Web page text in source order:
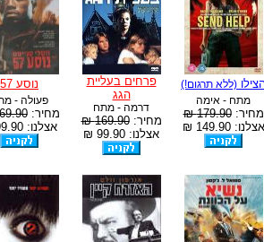
(ללא תרגום!)
מתח - אימה
מחיר:179.90 ₪
אצלנו: 149.90 ₪
פרחים בעליית
הגג
דרמה - מתח
מחיר:169.90 ₪
אצלנו: 99.90 ₪
נוסע 57
פעולה -
מחיר:₪
אצלנו: 99.90 ₪